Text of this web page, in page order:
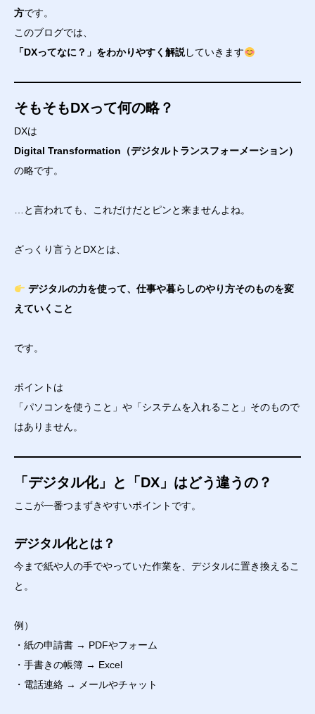
方です。
このブログでは、
「DXってなに？」をわかりやすく解説していきます
そもそもDXって何の略？
DXは
Digital Transformation（デジタルトランスフォーメーション）
の略です。
…と言われても、これだけだとピンと来ませんよね。
ざっくり言うとDXとは、
デジタルの力を使って、仕事や暮らしのやり方そのものを変
えていくこと
です。
ポイントは
「パソコンを使うこと」や「システムを入れること」そのもので
はありません。
「デジタル化」と「DX」はどう違うの？
ここが一番つまずきやすいポイントです。
デジタル化とは？
今まで紙や人の手でやっていた作業を、デジタルに置き換えるこ
と。
例）
・紙の申請書 → PDFやフォーム
・手書きの帳簿 → Excel
・電話連絡 → メールやチャット